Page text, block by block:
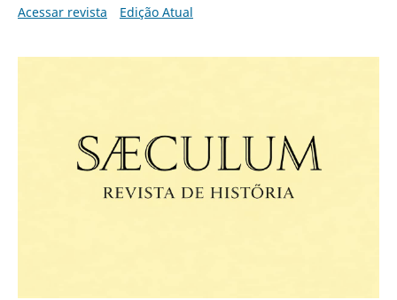
Acessar revista
Edição Atual